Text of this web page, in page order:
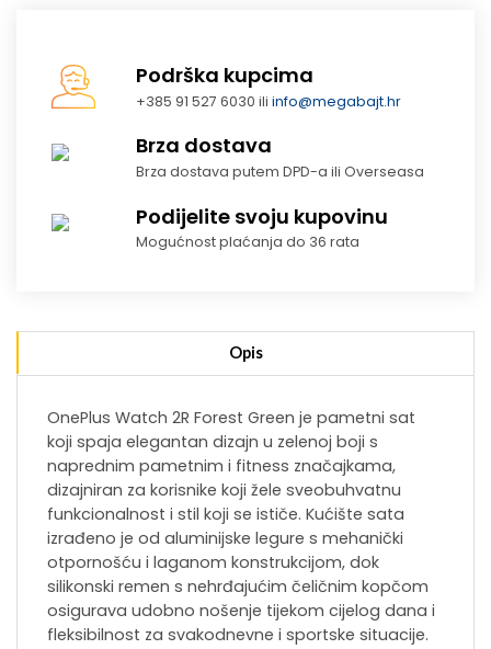
Podrška kupcima
+385 91 527 6030 iliinfo@megabajt.hr
Brza dostava
Brza dostava putem DPD-a ili Overseasa
Podijelite svoju kupovinu
Mogućnost plaćanja do 36 rata
Opis
OnePlus Watch 2R Forest Green je pametni sat
koji spaja elegantan dizajn u zelenoj boji s
naprednim pametnim i fitness značajkama,
dizajniran za korisnike koji žele sveobuhvatnu
funkcionalnost i stil koji se ističe. Kućište sata
izrađeno je od aluminijske legure s mehanički
otpornošću i laganom konstrukcijom, dok
silikonski remen s nehrđajućim čeličnim kopčom
osigurava udobno nošenje tijekom cijelog dana i
fleksibilnost za svakodnevne i sportske situacije.